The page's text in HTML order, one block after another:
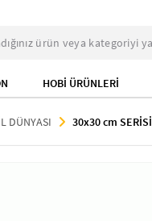
HOBİ ÜRÜNLERİ
DÜNYASI 30x30 cm SERİSİ